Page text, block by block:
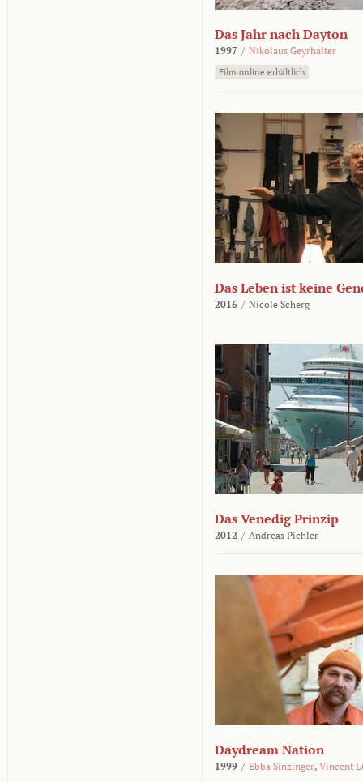
Das Jahr nach Dayton
1997 / Nikolaus Geyrhalter
Film online erhältlich
Das Leben ist keine
2016 / Nicole Scherg
Das Venedig Prinzip
2012 / Andreas Pichler
Daydream Nation
1999 / Ebba Sinzinger, Vincent